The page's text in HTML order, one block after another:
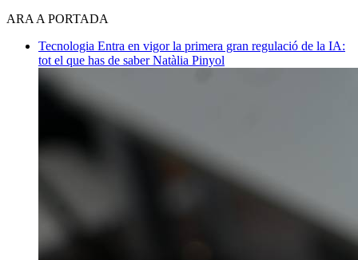
ARA A PORTADA
Tecnologia Entra en vigor la primera gran regulació de la IA:
tot el que has de saberNatàlia Pinyol